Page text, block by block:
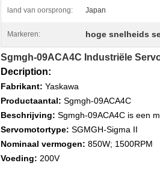
land van oorsprong: Japan
Markeren: hoge snelheids
Sgmgh-09ACA4C Industriële
Decription:
Fabrikant: Yaskawa
Productaantal: Sgmgh-09ACA4C
Beschrijving: Sgmgh-09ACA4C is een
Servomotortype: SGMGH-Sigma II
Nominaal vermogen: 850W; 1500RPM
Voeding: 200V